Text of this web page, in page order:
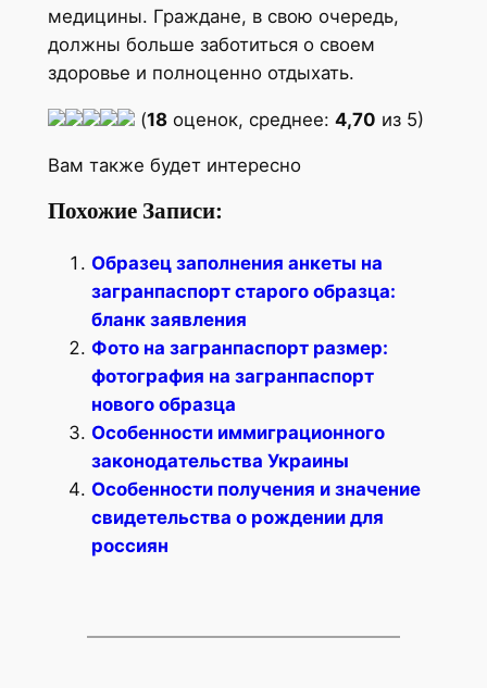
медицины. Граждане, в свою очередь,
должны больше заботиться о своем
здоровье и полноценно отдыхать.
(18оценок, среднее: 4,70 из 5)
Вам также будет интересно
Похожие Записи:
Образец заполнения анкеты на
загранпаспорт старого образца:
бланк заявления
Фото на загранпаспорт размер:
фотография на загранпаспорт
нового образца
Особенности иммиграционного
законодательства Украины
Особенности получения и значение
свидетельства о рождении для
россиян